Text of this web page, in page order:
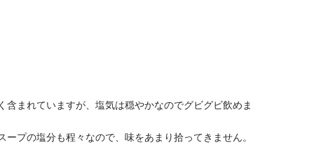
まれていますが、塩気は穏やかなのでグビグビ飲めま
プの塩分も程々なので、味をあまり拾ってきません。